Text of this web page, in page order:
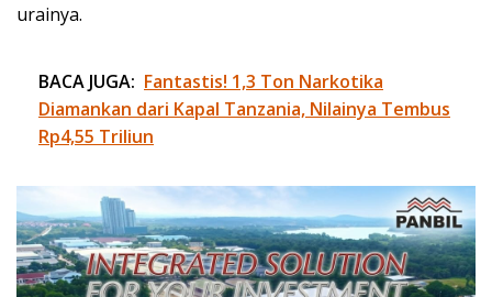
urainya.
BACA JUGA: Fantastis! 1,3 Ton Narkotika
Diamankan dari Kapal Tanzania, Nilainya Tembus
Rp4,55 Triliun